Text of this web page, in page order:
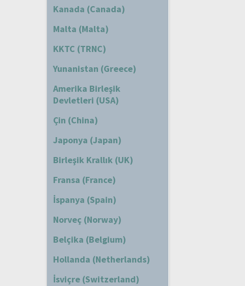
Kanada (Canada)
Malta (Malta)
KKTC (TRNC)
Yunanistan (Greece)
Amerika Birleşik
Devletleri (USA)
Çin (China)
Japonya (Japan)
Birleşik Krallık (UK)
Fransa (France)
İspanya (Spain)
Norveç (Norway)
Belçika (Belgium)
Hollanda (Netherlands)
İsviçre (Switzerland)